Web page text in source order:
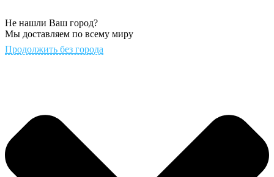
Не нашли Ваш город?
Мы доставляем по всему миру
Продолжить без города